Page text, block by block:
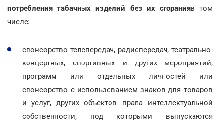
потребления табачных изделий без их сгоранияв том
числе:
спонсорство телепередач, радиопередач, театрально-
концертных, спортивных и других мероприятий,
программ или отдельных личностей или
спонсорство с использованием знаков для товаров
и услуг, других объектов права интеллектуальной
собственности, под которыми выпускаются